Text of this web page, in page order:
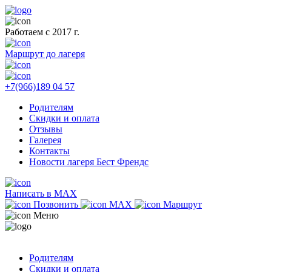
Работаем с 2017 г.
Маршрут до лагеря
+7(966)189 04 57
Родителям
Скидки и оплата
Отзывы
Галерея
Контакты
Новости лагеря Бест Френдс
Написать в MAX
Позвонить
MAX
Маршрут
Меню
Родителям
Скидки и оплата